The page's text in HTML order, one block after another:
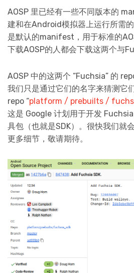
AOSP 里已经有一些不同版本的
建和在Android模拟器上运行所需
是默认的manifest，用于标准的
下载AOSP的人都会下载这两个与
AOSP 中的这两个 “Fuchsia” 的
我们只是通过它们的名字来猜测它
repo “platform / prebuilts /
这是 Google 计划用于开发
具包（也就是SDK）。很快我们就
更多细节，敬请期待。